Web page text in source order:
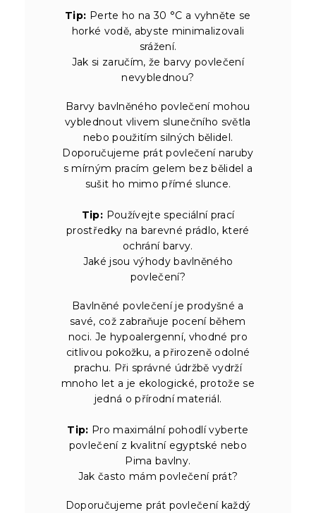
Tip: Perte ho na 30 °C a vyhněte se
horké vodě, abyste minimalizovali
srážení.
Jak si zaručím, že barvy povlečení
nevyblednou?
Barvy bavlněného povlečení mohou
vyblednout vlivem slunečního světla
nebo použitím silných bělidel.
Doporučujeme prát povlečení naruby
s mírným pracím gelem bez bělidel a
sušit ho mimo přímé slunce.
Tip: Používejte speciální prací
prostředky na barevné prádlo, které
ochrání barvy.
Jaké jsou výhody bavlněného
povlečení?
Bavlněné povlečení je prodyšné a
savé, což zabraňuje pocení během
noci. Je hypoalergenní, vhodné pro
citlivou pokožku, a přirozeně odolné
prachu. Při správné údržbě vydrží
mnoho let a je ekologické, protože se
jedná o přírodní materiál.
Tip: Pro maximální pohodlí vyberte
povlečení z kvalitní egyptské nebo
Pima bavlny.
Jak často mám povlečení prát?
Doporučujeme prát povlečení každý